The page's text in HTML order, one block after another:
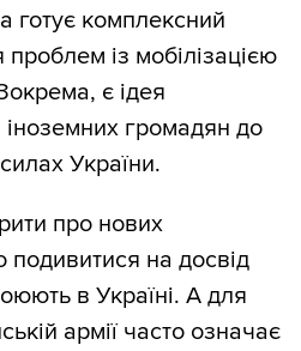
готує комплексний
із мобілізацією
є ідея
іноземних громадян до
України.
про нових
подивитися на досвід
в Україні. А для
армії часто означає